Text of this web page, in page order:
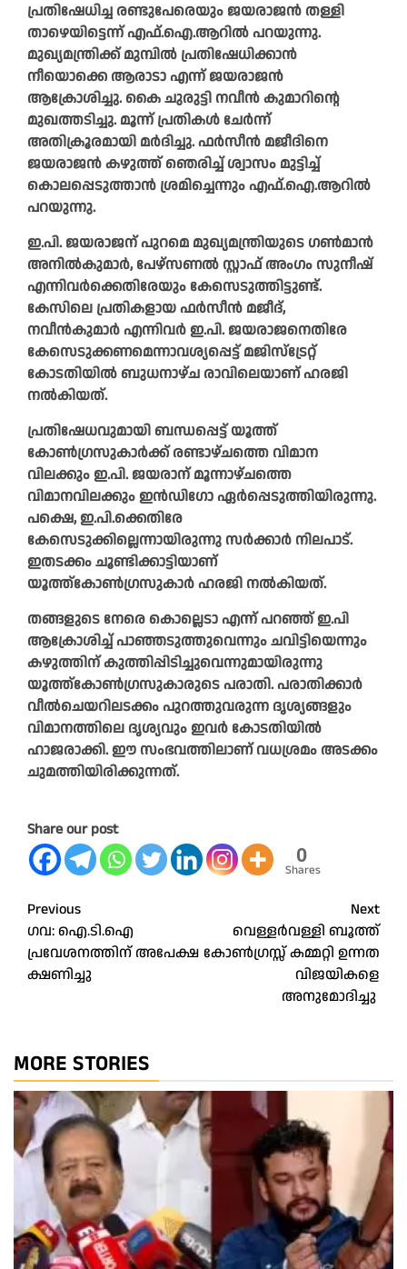
പ്രതിഷേധിച്ച രണ്ടുപേരെയും ജയരാജന്‍ തള്ളി
താഴെയിട്ടെന്ന് എഫ്‌.ഐ.ആറില്‍ പറയുന്നു.
മുഖ്യമന്ത്രിക്ക് മുമ്പില്‍ പ്രതിഷേധിക്കാന്‍
നീയൊക്കെ ആരാടാ എന്ന് ജയരാജന്‍
ആക്രോശിച്ചു. കൈ ചുരുട്ടി നവീന്‍ കുമാറിന്റെ
മുഖത്തടിച്ചു. മൂന്ന് പ്രതികള്‍ ചേര്‍ന്ന്
അതിക്രൂരമായി മര്‍ദിച്ചു. ഫര്‍സീന്‍ മജീദിനെ
ജയരാജന്‍ കഴുത്ത് ഞെരിച്ച് ശ്വാസം മുട്ടിച്ച്
കൊലപ്പെടുത്താന്‍ ശ്രമിച്ചെന്നും എഫ്.ഐ.ആറില്‍
പറയുന്നു.
ഇ.പി. ജയരാജന് പുറമെ മുഖ്യമന്ത്രിയുടെ ഗണ്‍മാന്‍
അനില്‍കുമാര്‍, പേഴ്സണല്‍ സ്റ്റാഫ് അംഗം സുനീഷ്
എന്നിവര്‍ക്കെതിരേയും കേസെടുത്തിട്ടുണ്ട്.
കേസിലെ പ്രതികളായ ഫര്‍സീന്‍ മജീദ്,
നവീന്‍കുമാര്‍ എന്നിവര്‍ ഇ.പി. ജയരാജനെതിരേ
കേസെടുക്കണമെന്നാവശ്യപ്പെട്ട് മജിസ്ട്രേറ്റ്
കോടതിയില്‍ ബുധനാഴ്ച രാവിലെയാണ് ഹരജി
നല്‍കിയത്.
പ്രതിഷേധവുമായി ബന്ധപ്പെട്ട് യൂത്ത്
കോണ്‍ഗ്രസുകാര്‍ക്ക് രണ്ടാഴ്ചത്തെ വിമാന
വിലക്കും ഇ.പി. ജയരാന് മൂന്നാഴ്ചത്തെ
വിമാനവിലക്കും ഇന്‍ഡിഗോ ഏര്‍പ്പെടുത്തിയിരുന്നു.
പക്ഷെ, ഇ.പി.ക്കെതിരേ
കേസെടുക്കില്ലെന്നായിരുന്നു സര്‍ക്കാര്‍ നിലപാട്.
ഇതടക്കം ചൂണ്ടിക്കാട്ടിയാണ്
യൂത്ത്കോണ്‍ഗ്രസുകാര്‍ ഹരജി നല്‍കിയത്.
തങ്ങളുടെ നേരെ കൊല്ലെടാ എന്ന് പറഞ്ഞ് ഇ.പി
ആക്രോശിച്ച് പാഞ്ഞടുത്തുവെന്നും ചവിട്ടിയെന്നും
കഴുത്തിന് കുത്തിപ്പിടിച്ചുവെന്നുമായിരുന്നു
യൂത്ത്കോണ്‍ഗ്രസുകാരുടെ പരാതി. പരാതിക്കാര്‍
വീല്‍ചെയറിലടക്കം പുറത്തുവരുന്ന ദൃശ്യങ്ങളും
വിമാനത്തിലെ ദൃശ്യവും ഇവര്‍ കോടതിയില്‍
ഹാജരാക്കി. ഈ സംഭവത്തിലാണ് വധശ്രമം അടക്കം
ചുമത്തിയിരിക്കുന്നത്.
Share our post
0
Shares
Post
navigation
Previous
ഗവ: ഐ.ടി.ഐ
പ്രവേശനത്തിന് അപേക്ഷ
ക്ഷണിച്ചു
Next
വെള്ളർവള്ളി ബൂത്ത്
കോൺഗ്രസ്സ് കമ്മറ്റി ഉന്നത
വിജയികളെ
അനുമോദിച്ചു
MORE STORIES